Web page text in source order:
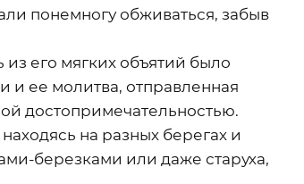
понемногу обживаться, забыв
его мягких объятий было
и ее молитва, отправленная
достопримечательностью.
на разных берегах и
березками или даже старуха,